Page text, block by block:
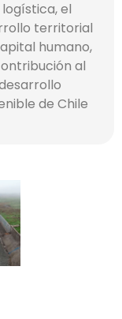
logística, el
territorial
humano,
al
de Chile